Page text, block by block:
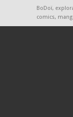
BoDoï,
comics,